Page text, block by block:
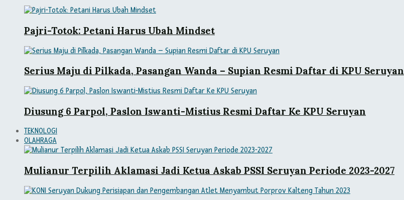
Pajri-Totok: Petani Harus Ubah Mindset
Serius Maju di Pilkada, Pasangan Wanda – Supian Resmi Daftar di KPU Seruyan
Diusung 6 Parpol, Paslon Iswanti-Mistius Resmi Daftar Ke KPU Seruyan
TEKNOLOGI
OLAHRAGA
Mulianur Terpilih Aklamasi Jadi Ketua Askab PSSI Seruyan Periode 2023-2027